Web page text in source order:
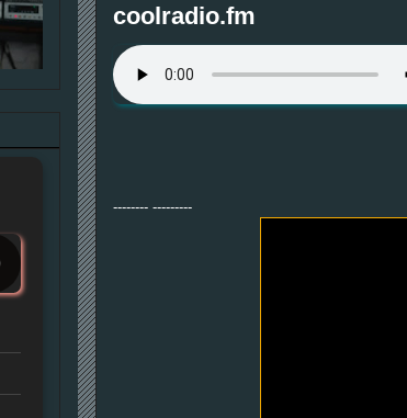
coolradio.fm
-------- ---------